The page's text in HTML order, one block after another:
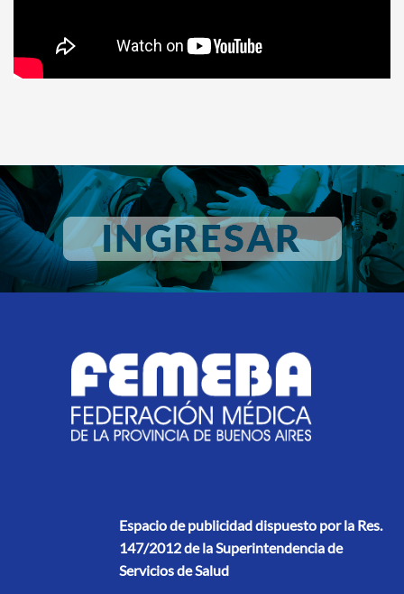
Espacio de publicidad dispuesto por la Res.
147/2012 de la Superintendencia de
Servicios de Salud